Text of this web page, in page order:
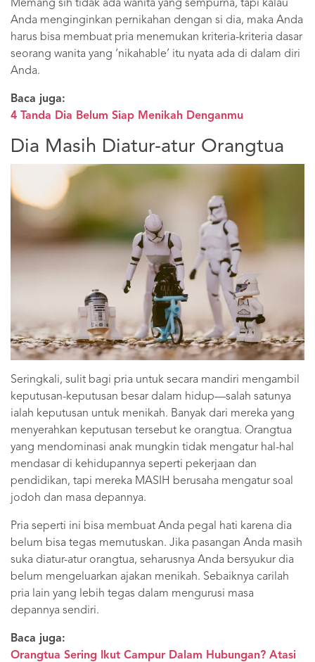
Memang sih tidak ada wanita yang sempurna, tapi kalau
Anda menginginkan pernikahan dengan si dia, maka Anda
harus bisa membuat pria menemukan kriteria-kriteria dasar
seorang wanita yang ‘nikahable’ itu nyata ada di dalam diri
Anda.
Baca juga:
4 Tanda Dia Belum Siap Menikah Denganmu
Dia Masih Diatur-atur Orangtua
Seringkali, sulit bagi pria untuk secara mandiri mengambil
keputusan-keputusan besar dalam hidup—salah satunya
ialah keputusan untuk menikah. Banyak dari mereka yang
menyerahkan keputusan tersebut ke orangtua. Orangtua
yang mendominasi anak mungkin tidak mengatur hal-hal
mendasar di kehidupannya seperti pekerjaan dan
pendidikan, tapi mereka MASIH berusaha mengatur soal
jodoh dan masa depannya.
Pria seperti ini bisa membuat Anda pegal hati karena dia
belum bisa tegas memutuskan. Jika pasangan Anda masih
suka diatur-atur orangtua, seharusnya Anda bersyukur dia
belum mengeluarkan ajakan menikah. Sebaiknya carilah
pria lain yang lebih tegas dalam mengurusi masa
depannya sendiri.
Baca juga:
Orangtua Sering Ikut Campur Dalam Hubungan? Atasi